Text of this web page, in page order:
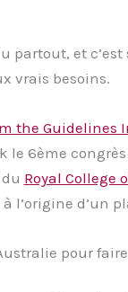
partout, et
vrais besoins.
the Guidelines
le 6ème
Royal College
à l’origine d’un
pour